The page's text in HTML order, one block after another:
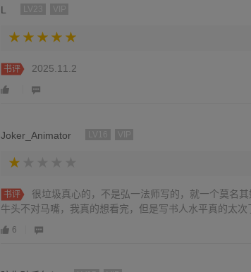
L
书评 2025.11.2
Joker_Animator
书评
很垃圾真心的，不是弘一法师写的，就一个莫名
牛头不对马嘴，我真的想看完，但是写书人水平真的太次
6